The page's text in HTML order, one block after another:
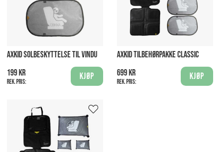
AXKID SOLBESKYTTELSE TIL VINDU
199 kr
Rek. pris:
Kjøp
AXKID TILBEHØRPAKKE CLASSIC
699 kr
Rek. pris:
Kjøp